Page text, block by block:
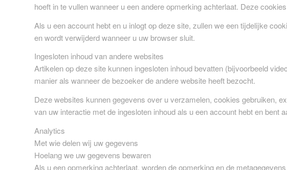
hoeft in te vullen wanneer u een andere opmerking achterlaat. Deze
Als u een account hebt en u inlogt op deze site, zullen we een tijdelijke
en wordt verwijderd wanneer u uw browser sluit.
Ingesloten inhoud van andere websites
Artikelen op deze site kunnen ingesloten inhoud bevatten (bijvoorbeeld
manier als wanneer de bezoeker de andere website heeft bezocht.
Deze websites kunnen gegevens over u verzamelen, cookies gebruiken,
van uw interactie met de ingesloten inhoud als u een account hebt en bent
Analytics
Met wie delen wij uw gegevens
Hoelang we uw gegevens bewaren
Als u een opmerking achterlaat, worden de opmerking en de